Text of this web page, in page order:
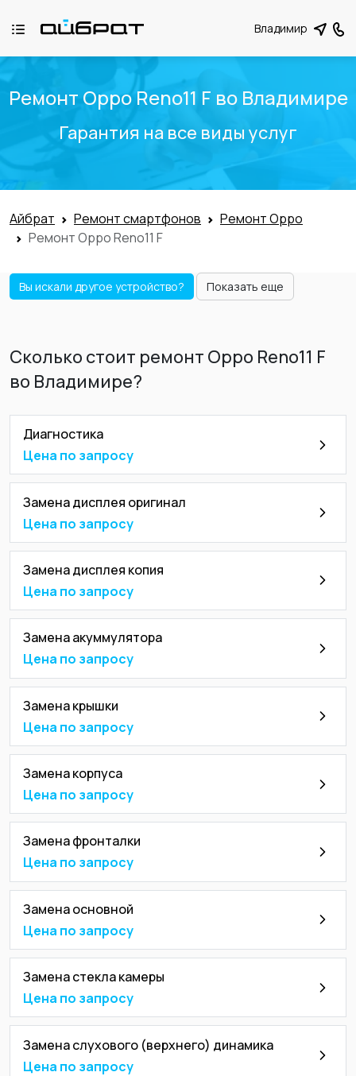
Владимир
Ремонт Oppo Reno11 F во Владимире
Гарантия на все виды услуг
Айбрат Ремонт смартфонов
Ремонт Oppo
Ремонт Oppo Reno11 F
Вы искали другое устройство? Показать еще
Сколько стоит ремонт Oppo Reno11 F
во Владимире?
Диагностика
Цена по запросу
Замена дисплея оригинал
Цена по запросу
Замена дисплея копия
Цена по запросу
Замена акуммулятора
Цена по запросу
Замена крышки
Цена по запросу
Замена корпуса
Цена по запросу
Замена фронталки
Цена по запросу
Замена основной
Цена по запросу
Замена стекла камеры
Цена по запросу
Замена слухового (верхнего) динамика
Цена по запросу